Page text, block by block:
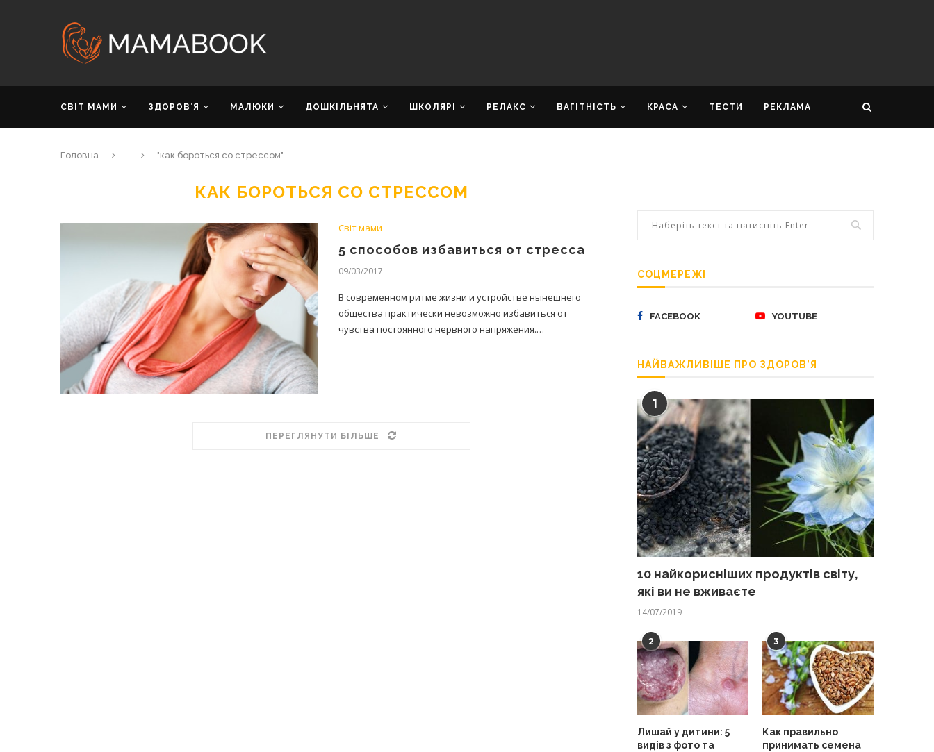
СВІТ МАМИ ЗДОРОВ’Я МАЛЮКИ ДОШКІЛЬНЯТА ШКОЛЯРІ РЕЛАКС ВАГІТНІСТЬ КРАСА ТЕСТИ РЕКЛАМА
Головна "как бороться со стрессом"
КАК БОРОТЬСЯ СО СТРЕССОМ
Світ мами
5 способов избавиться от стресса
09/03/2017
В современном ритме жизни и устройстве нынешнего
общества практически невозможно избавиться от
чувства постоянного нервного напряжения.…
ПЕРЕГЛЯНУТИ БІЛЬШЕ
СОЦМЕРЕЖІ
FACEBOOK YOUTUBE
НАЙВАЖЛИВІШЕ ПРО ЗДОРОВ’Я
1
10 найкорисніших продуктів світу,
які ви не вживаєте
14/07/2019
2
Лишай у дитини: 5
видів з фото та
3
Как правильно
принимать семена